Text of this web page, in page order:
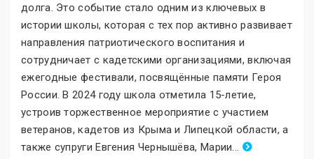
долга. Это событие стало одним из ключевых в
истории школы, которая с тех пор активно развивает
направления патриотического воспитания и
сотрудничает с кадетскими организациями, включая
ежегодные фестивали, посвящённые памяти Героя
России. В 2024 году школа отметила 15-летие,
устроив торжественное мероприятие с участием
ветеранов, кадетов из Крыма и Липецкой области, а
также супруги Евгения Чернышёва, Марии...